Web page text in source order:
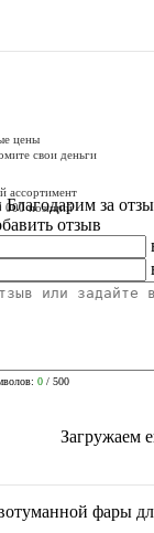
цены
свои деньги
ассортимент
000 позиций
по России от 250 руб.
Звоните!
Благодарим за
отзыв
0 / 500
Загружаем
фары